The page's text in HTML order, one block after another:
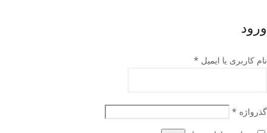
ورود
نام کاربری یا ایمیل *
گذرواژه *